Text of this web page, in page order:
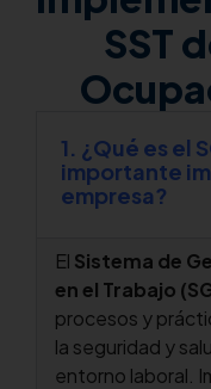
SST
1. ¿Qué es el
importante
empresa?
El Sistema de
en el Trabajo
procesos y
la seguridad y
entorno laboral.